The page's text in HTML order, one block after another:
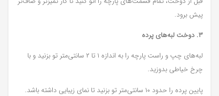
پیش برود.
۳. دوخت لبه‌های پرده
لبه‌های چپ و راست پارچه را به اندازه ۱ تا ۲ سانتی‌متر تو بزنید و با
چرخ خیاطی بدوزید.
پایین پرده را حدود ۱۰ سانتی‌متر تو بزنید تا نمای زیبایی داشته باشد.